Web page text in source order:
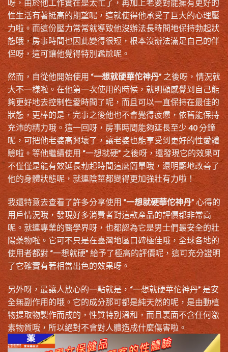
呀，由於他工作實在是太忙了，再加上老婆對能擁有更好的
性生活有著挺高的期望呢，這就使得他承受了巨大的心理壓
力啦。而這份壓力常常就導致他沒辦法長時間地保持勃起狀
態哦，房事時間也因此變得很短，根本沒辦法滿足自己的伴
侶呀，這可讓他覺得特別尷尬呢。
然而，自從他開始使用 “一想就硬華佗神丹” 之後呀，情況就
大不一樣啦。在他第一次使用的時候，就明顯感覺到自己能
夠更好地去控制性愛時間了呢，而且可以一直保持在最佳的
狀態，更棒的是，完事之後他也不會覺得疲憊，依舊能保持
充沛的精力哦。這一回呀，房事時間能夠延長至少 40 分鐘
呢，可把他老婆高興壞了，讓老婆也能享受到更好的性愛體
驗啦。等他繼續使用 “一想就硬” 之後呀，還發現它的效果可
不僅僅是能有效延長勃起時間這麼簡單哦，還明顯地改善了
他的身體狀態呢，就連陰莖都變得更加強壯有力啦！
我還特意去查看了許多分享使用 “一想就硬華佗神丹” 心得的
用戶情況哦，發現好多消費者對這款產品的評價都非常高
呢。就連專業的醫學界呀，也都認為它是男士們最安全的壯
陽藥物啦。它可不只是在臺灣地區口碑極佳哦，全球各地的
使用者都對 “一想就硬” 給予了極高的評價呢，這可充分證明
了它確實有著相當出色的效果呀。
另外呀，最讓人放心的一點就是，“一想就硬華佗神丹” 是安
全無副作用的哦。它的成分那可都是純天然的呢，是由動植
物提取物製作而成的，性質特別溫和，而且裏面不含任何激
素物質哦，所以絕對不會對人體造成什麼傷害啦。